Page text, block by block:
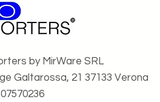
by MirWare SRL
Galtarossa, 21 37133 Verona